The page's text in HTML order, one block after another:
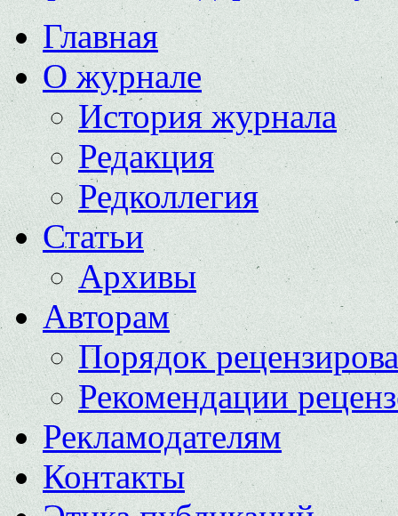
Главная
О журнале
История журнала
Редакция
Редколлегия
Статьи
Архивы
Авторам
Порядок
Рекомендации
Рекламодателям
Контакты